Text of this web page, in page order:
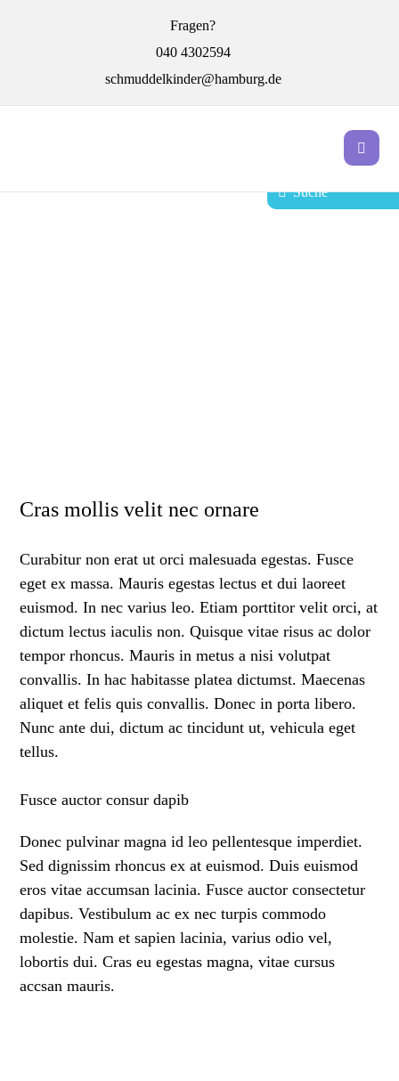
Fragen?
040 4302594
schmuddelkinder@hamburg.de
Cras mollis velit nec ornare
Curabitur non erat ut orci malesuada egestas. Fusce
eget ex massa. Mauris egestas lectus et dui laoreet
euismod. In nec varius leo. Etiam porttitor velit orci, at
dictum lectus iaculis non. Quisque vitae risus ac dolor
tempor rhoncus. Mauris in metus a nisi volutpat
convallis. In hac habitasse platea dictumst. Maecenas
aliquet et felis quis convallis. Donec in porta libero.
Nunc ante dui, dictum ac tincidunt ut, vehicula eget
tellus.
Fusce auctor consur dapib
Donec pulvinar magna id leo pellentesque imperdiet.
Sed dignissim rhoncus ex at euismod. Duis euismod
eros vitae accumsan lacinia. Fusce auctor consectetur
dapibus. Vestibulum ac ex nec turpis commodo
molestie. Nam et sapien lacinia, varius odio vel,
lobortis dui. Cras eu egestas magna, vitae cursus
accsan mauris.